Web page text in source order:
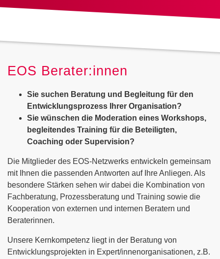
EOS Berater:innen
Sie suchen Beratung und Begleitung für den
Entwicklungsprozess Ihrer Organisation?
Sie wünschen die Moderation eines Workshops,
begleitendes Training für die Beteiligten,
Coaching oder Supervision?
Die Mitglieder des EOS-Netzwerks entwickeln gemeinsam
mit Ihnen die passenden Antworten auf Ihre Anliegen. Als
besondere Stärken sehen wir dabei die Kombination von
Fachberatung, Prozessberatung und Training sowie die
Kooperation von externen und internen Beratern und
Beraterinnen.
Unsere Kernkompetenz liegt in der Beratung von
Entwicklungsprojekten in Expert/innenorganisationen, z.B.